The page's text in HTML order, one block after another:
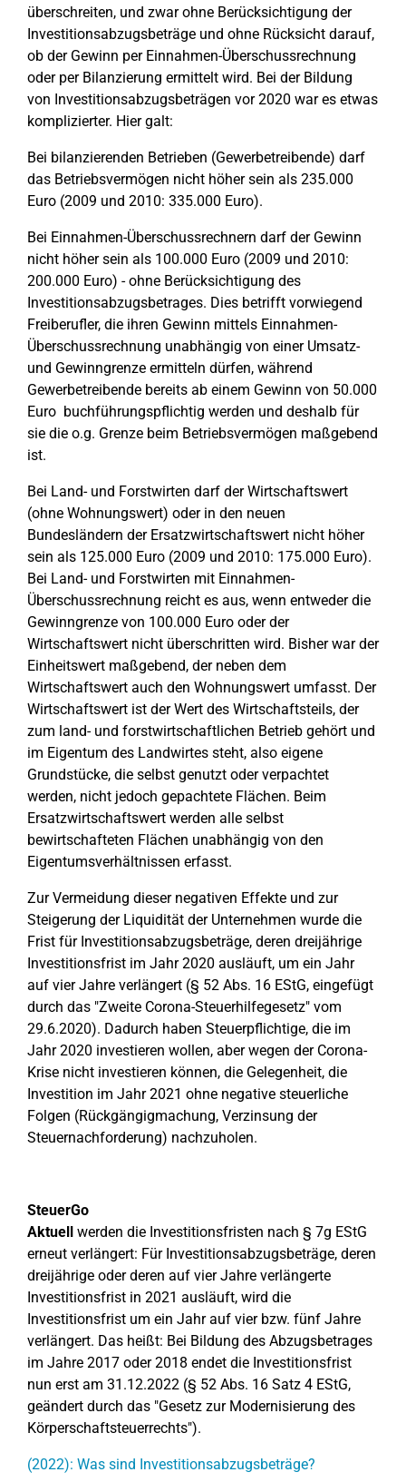
überschreiten, und zwar ohne Berücksichtigung der
Investitionsabzugsbeträge und ohne Rücksicht darauf,
ob der Gewinn per Einnahmen-Überschussrechnung
oder per Bilanzierung ermittelt wird. Bei der Bildung
von Investitionsabzugsbeträgen vor 2020 war es etwas
komplizierter. Hier galt:
Bei bilanzierenden Betrieben (Gewerbetreibende) darf
das Betriebsvermögen nicht höher sein als 235.000
Euro (2009 und 2010: 335.000 Euro).
Bei Einnahmen-Überschussrechnern darf der Gewinn
nicht höher sein als 100.000 Euro (2009 und 2010:
200.000 Euro) - ohne Berücksichtigung des
Investitionsabzugsbetrages. Dies betrifft vorwiegend
Freiberufler, die ihren Gewinn mittels Einnahmen-
Überschussrechnung unabhängig von einer Umsatz-
und Gewinngrenze ermitteln dürfen, während
Gewerbetreibende bereits ab einem Gewinn von 50.000
Euro buchführungspflichtig werden und deshalb für
sie die o.g. Grenze beim Betriebsvermögen maßgebend
ist.
Bei Land- und Forstwirten darf der Wirtschaftswert
(ohne Wohnungswert) oder in den neuen
Bundesländern der Ersatzwirtschaftswert nicht höher
sein als 125.000 Euro (2009 und 2010: 175.000 Euro).
Bei Land- und Forstwirten mit Einnahmen-
Überschussrechnung reicht es aus, wenn entweder die
Gewinngrenze von 100.000 Euro oder der
Wirtschaftswert nicht überschritten wird. Bisher war der
Einheitswert maßgebend, der neben dem
Wirtschaftswert auch den Wohnungswert umfasst. Der
Wirtschaftswert ist der Wert des Wirtschaftsteils, der
zum land- und forstwirtschaftlichen Betrieb gehört und
im Eigentum des Landwirtes steht, also eigene
Grundstücke, die selbst genutzt oder verpachtet
werden, nicht jedoch gepachtete Flächen. Beim
Ersatzwirtschaftswert werden alle selbst
bewirtschafteten Flächen unabhängig von den
Eigentumsverhältnissen erfasst.
Zur Vermeidung dieser negativen Effekte und zur
Steigerung der Liquidität der Unternehmen wurde die
Frist für Investitionsabzugsbeträge, deren dreijährige
Investitionsfrist im Jahr 2020 ausläuft, um ein Jahr
auf vier Jahre verlängert (§ 52 Abs. 16 EStG, eingefügt
durch das "Zweite Corona-Steuerhilfegesetz" vom
29.6.2020). Dadurch haben Steuerpflichtige, die im
Jahr 2020 investieren wollen, aber wegen der Corona-
Krise nicht investieren können, die Gelegenheit, die
Investition im Jahr 2021 ohne negative steuerliche
Folgen (Rückgängigmachung, Verzinsung der
Steuernachforderung) nachzuholen.
SteuerGo
Aktuell werden die Investitionsfristen nach § 7g EStG
erneut verlängert: Für Investitionsabzugsbeträge, deren
dreijährige oder deren auf vier Jahre verlängerte
Investitionsfrist in 2021 ausläuft, wird die
Investitionsfrist um ein Jahr auf vier bzw. fünf Jahre
verlängert. Das heißt: Bei Bildung des Abzugsbetrages
im Jahre 2017 oder 2018 endet die Investitionsfrist
nun erst am 31.12.2022 (§ 52 Abs. 16 Satz 4 EStG,
geändert durch das "Gesetz zur Modernisierung des
Körperschaftsteuerrechts").
(2022): Was sind Investitionsabzugsbeträge?